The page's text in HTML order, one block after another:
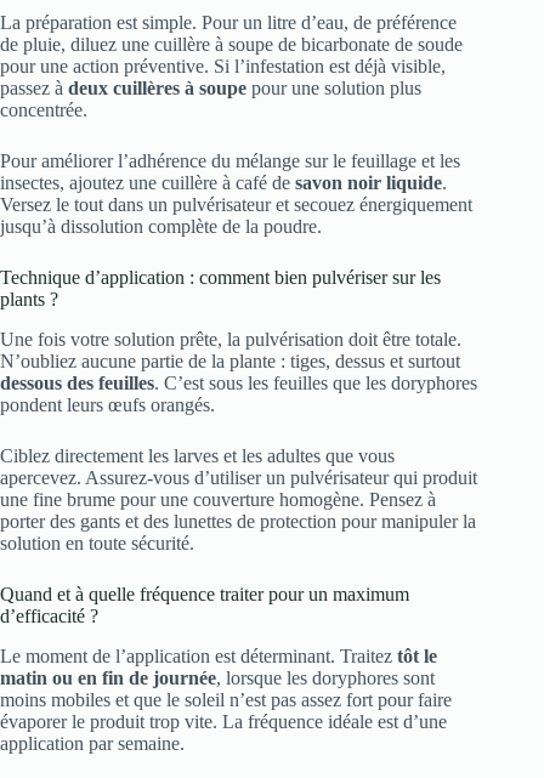
La préparation est simple. Pour un litre d’eau, de préférence
de pluie, diluez une cuillère à soupe de bicarbonate de soude
pour une action préventive. Si l’infestation est déjà visible,
passez à deux cuillères à soupe pour une solution plus
concentrée.
Pour améliorer l’adhérence du mélange sur le feuillage et les
insectes, ajoutez une cuillère à café de savon noir liquide.
Versez le tout dans un pulvérisateur et secouez énergiquement
jusqu’à dissolution complète de la poudre.
Technique d’application : comment bien pulvériser sur les
plants ?
Une fois votre solution prête, la pulvérisation doit être totale.
N’oubliez aucune partie de la plante : tiges, dessus et surtout
dessous des feuilles. C’est sous les feuilles que les doryphores
pondent leurs œufs orangés.
Ciblez directement les larves et les adultes que vous
apercevez. Assurez-vous d’utiliser un pulvérisateur qui produit
une fine brume pour une couverture homogène. Pensez à
porter des gants et des lunettes de protection pour manipuler la
solution en toute sécurité.
Quand et à quelle fréquence traiter pour un maximum
d’efficacité ?
Le moment de l’application est déterminant. Traitez tôt le
matin ou en fin de journée, lorsque les doryphores sont
moins mobiles et que le soleil n’est pas assez fort pour faire
évaporer le produit trop vite. La fréquence idéale est d’une
application par semaine.